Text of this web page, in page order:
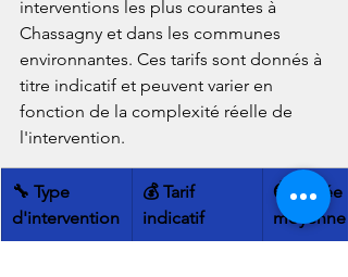
interventions les plus courantes à
Chassagny et dans les communes
environnantes. Ces tarifs sont donnés à
titre indicatif et peuvent varier en
fonction de la complexité réelle de
l'intervention.
🔧 Type
d'intervention
💰 Tarif
indicatif
⏱️ Durée
moyenne